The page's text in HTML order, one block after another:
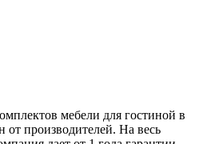
мебели для гостиной в
от производителей. На весь